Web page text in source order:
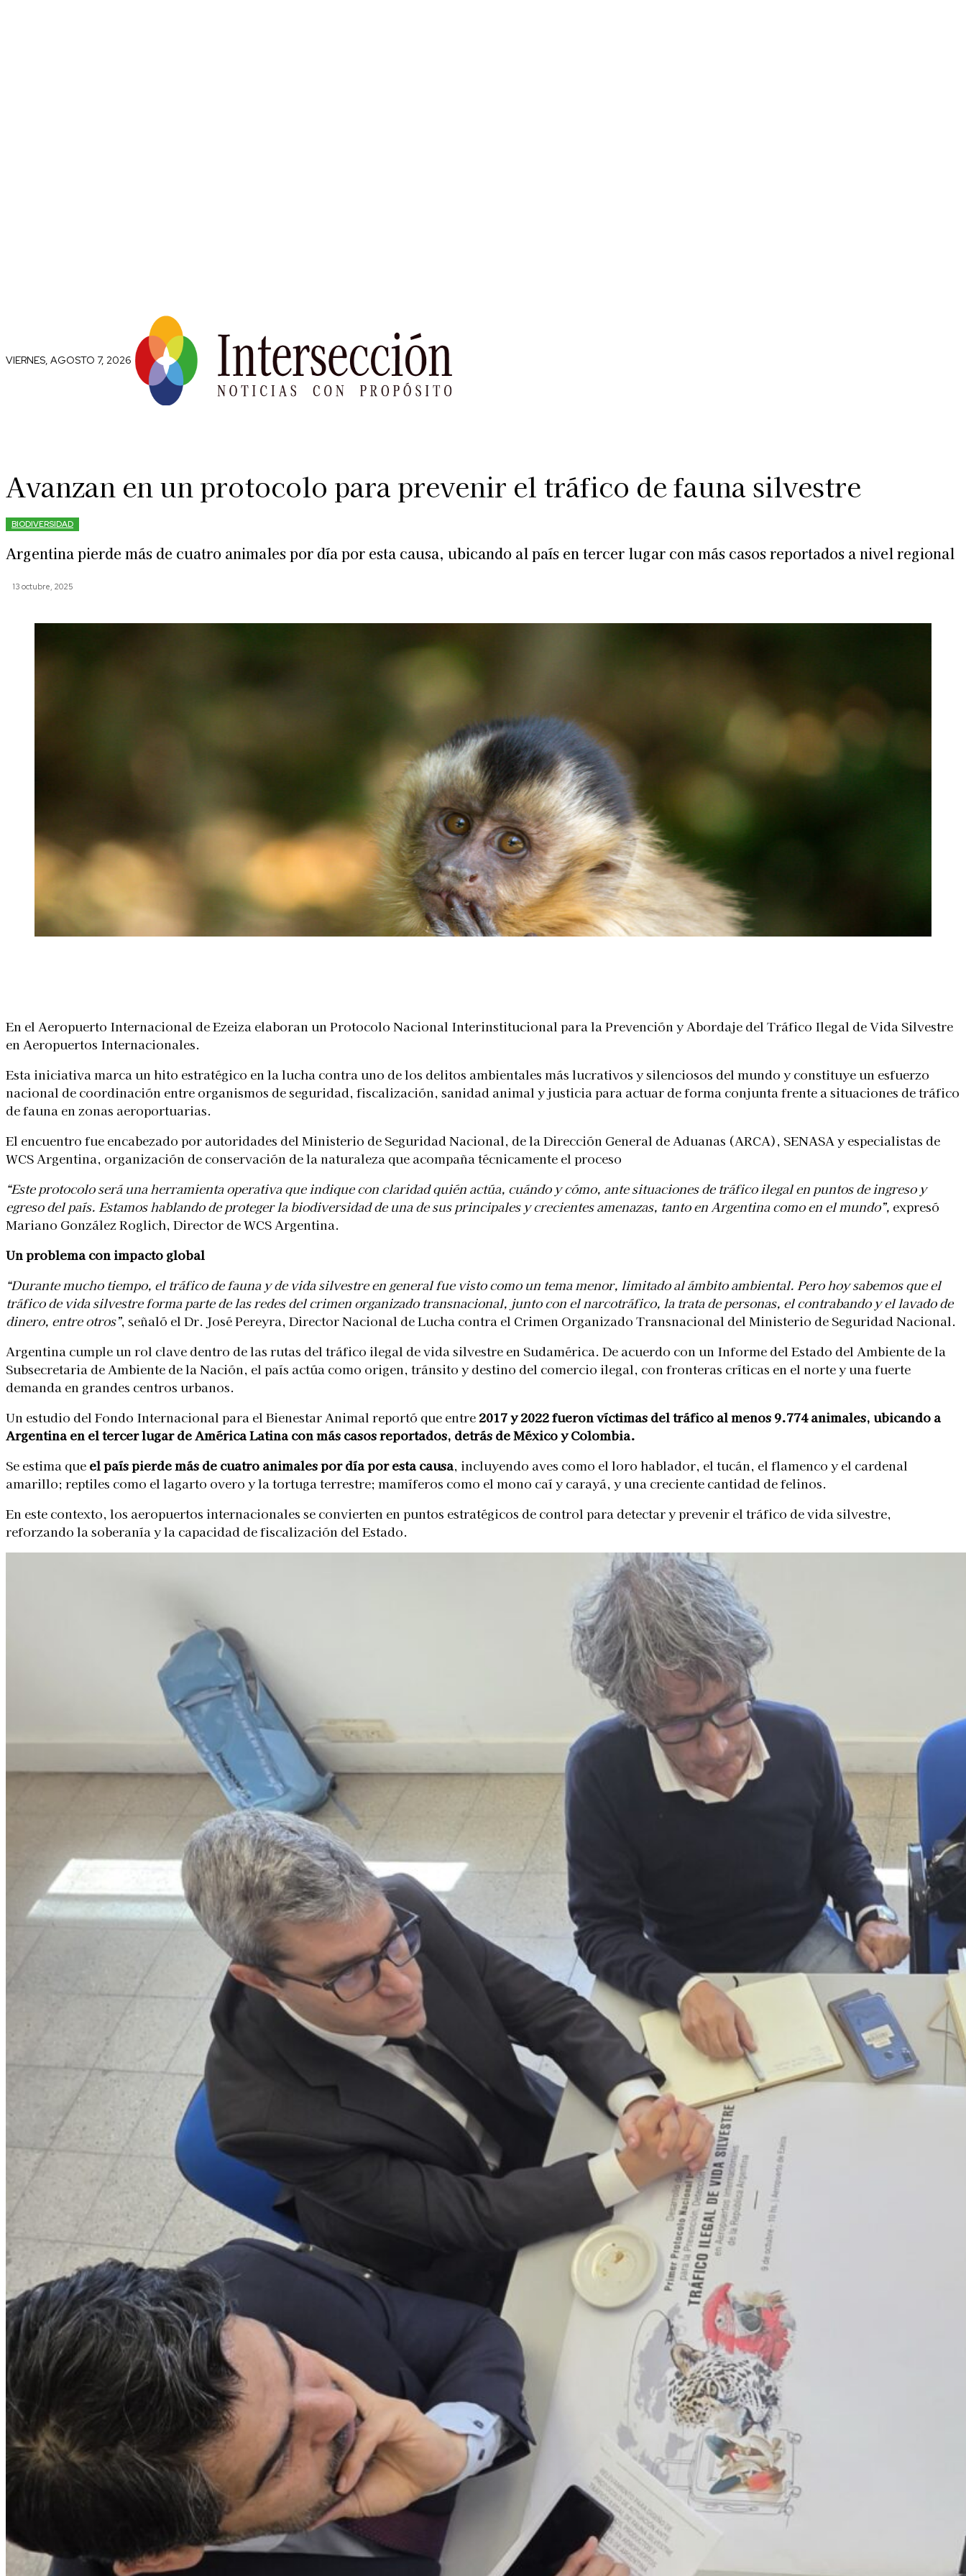
VIERNES, AGOSTO 7, 2026
Avanzan en un protocolo para prevenir el tráfico de fauna silvestre
BIODIVERSIDAD
Argentina pierde más de cuatro animales por día por esta causa, ubicando al país en tercer lugar con más casos reportados a nivel regional
13 octubre, 2025
Baby nail monkey sucking fingers
En el Aeropuerto Internacional de Ezeiza elaboran un Protocolo Nacional Interinstitucional para la Prevención y Abordaje del Tráfico Ilegal de Vida Silvestre
en Aeropuertos Internacionales.
Esta iniciativa marca un hito estratégico en la lucha contra uno de los delitos ambientales más lucrativos y silenciosos del mundo y constituye un esfuerzo
nacional de coordinación entre organismos de seguridad, fiscalización, sanidad animal y justicia para actuar de forma conjunta frente a situaciones de tráfico
de fauna en zonas aeroportuarias.
El encuentro fue encabezado por autoridades del Ministerio de Seguridad Nacional, de la Dirección General de Aduanas (ARCA), SENASA y especialistas de
WCS Argentina, organización de conservación de la naturaleza que acompaña técnicamente el proceso
“Este protocolo será una herramienta operativa que indique con claridad quién actúa, cuándo y cómo, ante situaciones de tráfico ilegal en puntos de ingreso y
egreso del país. Estamos hablando de proteger la biodiversidad de una de sus principales y crecientes amenazas, tanto en Argentina como en el mundo”, expresó
Mariano González Roglich, Director de WCS Argentina.
Un problema con impacto global
“Durante mucho tiempo, el tráfico de fauna y de vida silvestre en general fue visto como un tema menor, limitado al ámbito ambiental. Pero hoy sabemos que el
tráfico de vida silvestre forma parte de las redes del crimen organizado transnacional, junto con el narcotráfico, la trata de personas, el contrabando y el lavado de
dinero, entre otros”, señaló el Dr. José Pereyra, Director Nacional de Lucha contra el Crimen Organizado Transnacional del Ministerio de Seguridad Nacional.
Argentina cumple un rol clave dentro de las rutas del tráfico ilegal de vida silvestre en Sudamérica. De acuerdo con un Informe del Estado del Ambiente de la
Subsecretaria de Ambiente de la Nación, el país actúa como origen, tránsito y destino del comercio ilegal, con fronteras críticas en el norte y una fuerte
demanda en grandes centros urbanos.
Un estudio del Fondo Internacional para el Bienestar Animal reportó que entre 2017 y 2022 fueron víctimas del tráfico al menos 9.774 animales, ubicando a
Argentina en el tercer lugar de América Latina con más casos reportados, detrás de México y Colombia.
Se estima que el país pierde más de cuatro animales por día por esta causa, incluyendo aves como el loro hablador, el tucán, el flamenco y el cardenal
amarillo; reptiles como el lagarto overo y la tortuga terrestre; mamíferos como el mono caí y carayá, y una creciente cantidad de felinos.
En este contexto, los aeropuertos internacionales se convierten en puntos estratégicos de control para detectar y prevenir el tráfico de vida silvestre,
reforzando la soberanía y la capacidad de fiscalización del Estado.